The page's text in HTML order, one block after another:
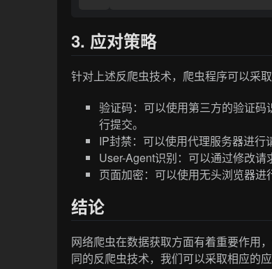
3. 应对策略
针对上述反爬虫技术，爬虫程序可以采
验证码：可以使用第三方的验证
行提交。
IP封禁：可以使用代理服务器进行
User-Agent识别：可以通过修改请
页面加密：可以使用无头浏览器进
结论
网络爬虫在数据获取方面有着重要作用
同的反爬虫技术，我们可以采取相应的